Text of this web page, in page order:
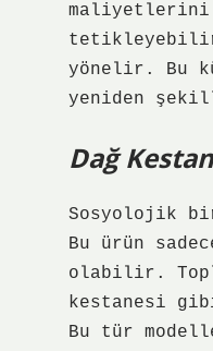
tetikleyebilir;
yönelir. Bu
yeniden
Dağ
Sosyolojik
Bu ürün
olabilir.
kestanesi
Bu tür